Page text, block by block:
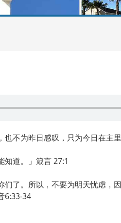
不为昨日感叹，只为今日在主里
知道。」箴言 27:1
们了。所以，不要为明天忧虑，
6:33-34